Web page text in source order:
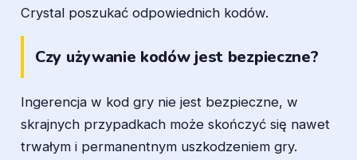
Crystal poszukać odpowiednich kodów.
Czy używanie kodów jest bezpieczne?
Ingerencja w kod gry nie jest bezpieczne, w
skrajnych przypadkach może skończyć się nawet
trwałym i permanentnym uszkodzeniem gry.